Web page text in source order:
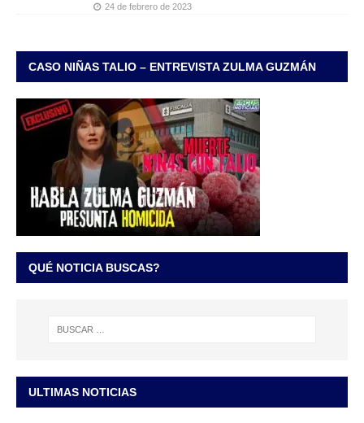
24 de febrero de 2023
CASO NIÑAS TALIO – ENTREVISTA ZULMA GUZMÁN
QUÉ NOTICIA BUSCAS?
ULTIMAS NOTICIAS